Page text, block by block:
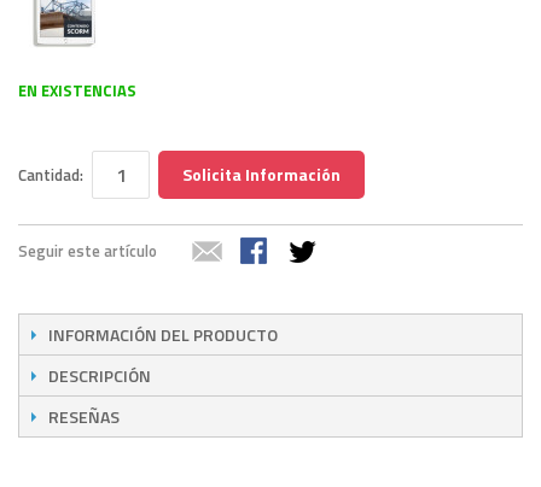
EN EXISTENCIAS
Cantidad: Solicita Información
Seguir este artículo
INFORMACIÓN DEL PRODUCTO
DESCRIPCIÓN
RESEÑAS